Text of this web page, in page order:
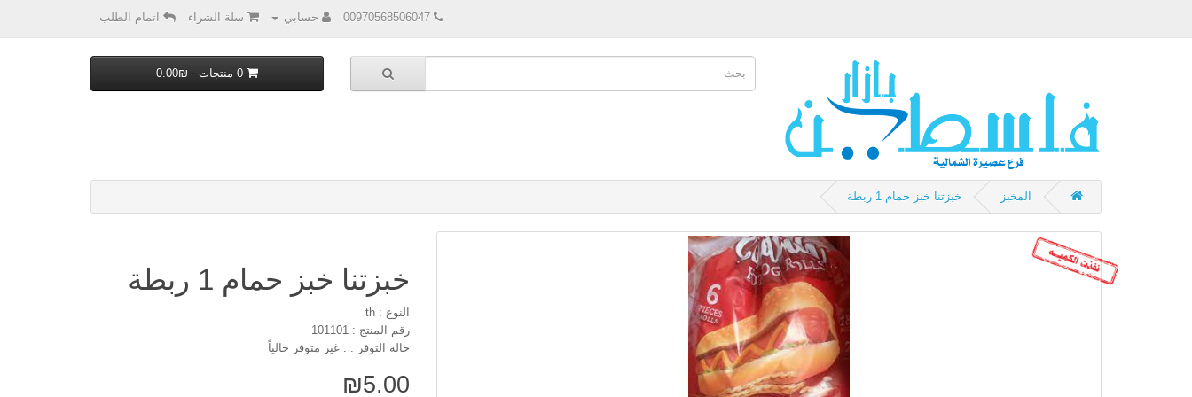
00970568506047 حسابي سلة الشراء اتمام الطلب
0 منتجات - ₪0.00
المخبز خبزتنا خبز حمام 1 ربطة
خبزتنا خبز حمام 1 ربطة
النوع : th
رقم المنتج : 101101
حالة التوفر : . غير متوفر حالياً
₪5.00